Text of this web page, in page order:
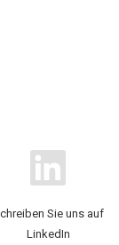
Sie uns auf
LinkedIn